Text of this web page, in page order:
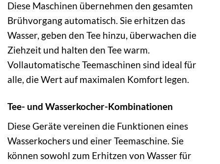
Diese Maschinen übernehmen den gesamten
Brühvorgang automatisch. Sie erhitzen das
Wasser, geben den Tee hinzu, überwachen die
Ziehzeit und halten den Tee warm.
Vollautomatische Teemaschinen sind ideal für
alle, die Wert auf maximalen Komfort legen.
Tee- und Wasserkocher-Kombinationen
Diese Geräte vereinen die Funktionen eines
Wasserkochers und einer Teemaschine. Sie
können sowohl zum Erhitzen von Wasser für